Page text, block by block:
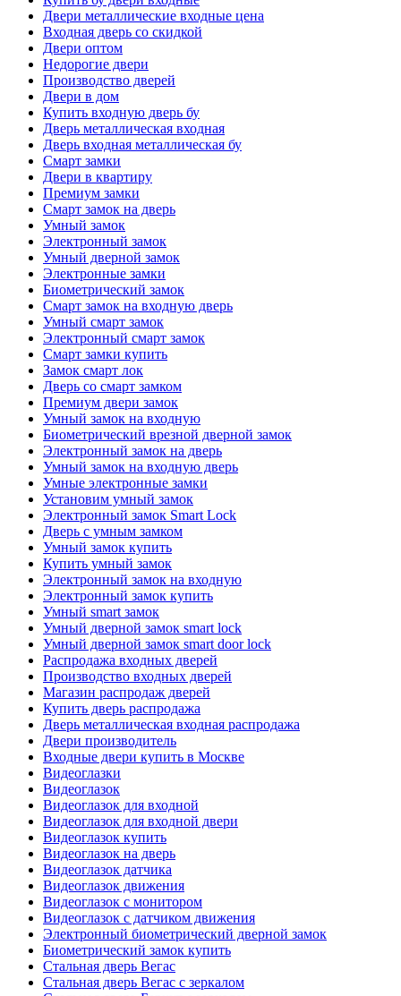
Двери металлические входные цена
Входная дверь со скидкой
Двери оптом
Недорогие двери
Производство дверей
Двери в дом
Купить входную дверь бу
Дверь металлическая входная
Дверь входная металлическая бу
Смарт замки
Двери в квартиру
Премиум замки
Смарт замок на дверь
Умный замок
Электронный замок
Умный дверной замок
Электронные замки
Биометрический замок
Смарт замок на входную дверь
Умный смарт замок
Электронный смарт замок
Смарт замки купить
Замок смарт лок
Дверь со смарт замком
Премиум двери замок
Умный замок на входную
Биометрический врезной дверной замок
Электронный замок на дверь
Умный замок на входную дверь
Умные электронные замки
Установим умный замок
Электронный замок Smart Lock
Дверь с умным замком
Умный замок купить
Купить умный замок
Электронный замок на входную
Электронный замок купить
Умный smart замок
Умный дверной замок smart lock
Умный дверной замок smart door lock
Распродажа входных дверей
Производство входных дверей
Магазин распродаж дверей
Купить дверь распродажа
Дверь металлическая входная распродажа
Двери производитель
Входные двери купить в Москве
Видеоглазки
Видеоглазок
Видеоглазок для входной
Видеоглазок для входной двери
Видеоглазок купить
Видеоглазок на дверь
Видеоглазок датчика
Видеоглазок движения
Видеоглазок с монитором
Видеоглазок с датчиком движения
Электронный биометрический дверной замок
Биометрический замок купить
Стальная дверь Вегас
Стальная дверь Вегас с зеркалом